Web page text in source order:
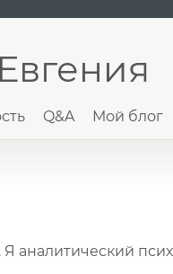
Q&A Мой блог
аналитический